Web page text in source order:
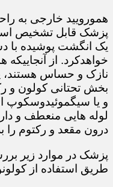
همورویید خارجی به
پزشک قابل تشخیص
یک انگشت پوشیده با
خواهدکرد. از
نازک و حساس
بخش تحتانی کولون و
و یا سیگموئیدوسکوپ
لوله هایی منعطف و
درون مقعد و رکتوم
پزشک در موارد زیر
طریق استفاده از